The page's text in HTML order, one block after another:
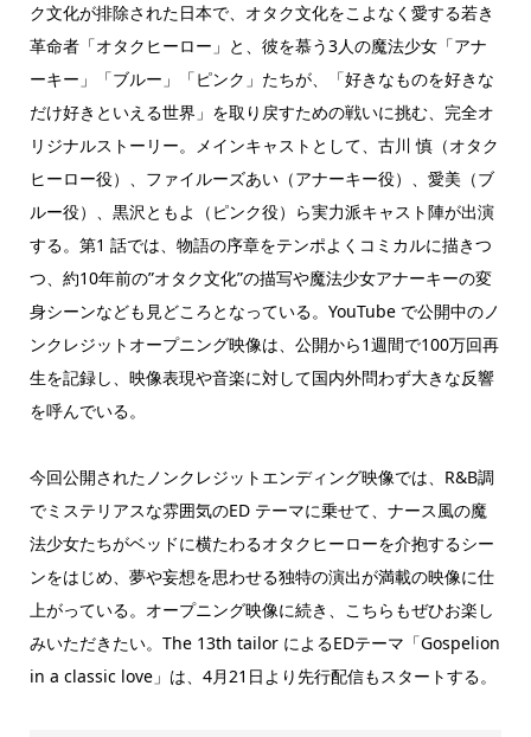
ク文化が排除された日本で、オタク文化をこよなく愛する若き
革命者「オタクヒーロー」と、彼を慕う3人の魔法少女「アナ
ーキー」「ブルー」「ピンク」たちが、「好きなものを好きな
だけ好きといえる世界」を取り戻すための戦いに挑む、完全オ
リジナルストーリー。メインキャストとして、古川 慎（オタク
ヒーロー役）、ファイルーズあい（アナーキー役）、愛美（ブ
ルー役）、黒沢ともよ（ピンク役）ら実力派キャスト陣が出演
する。第1 話では、物語の序章をテンポよくコミカルに描きつ
つ、約10年前の”オタク文化”の描写や魔法少女アナーキーの変
身シーンなども見どころとなっている。YouTube で公開中のノ
ンクレジットオープニング映像は、公開から1週間で100万回再
生を記録し、映像表現や音楽に対して国内外問わず大きな反響
を呼んでいる。
今回公開されたノンクレジットエンディング映像では、R&B調
でミステリアスな雰囲気のED テーマに乗せて、ナース風の魔
法少女たちがベッドに横たわるオタクヒーローを介抱するシー
ンをはじめ、夢や妄想を思わせる独特の演出が満載の映像に仕
上がっている。オープニング映像に続き、こちらもぜひお楽し
みいただきたい。The 13th tailor によるEDテーマ「Gospelion
in a classic love」は、4月21日より先行配信もスタートする。